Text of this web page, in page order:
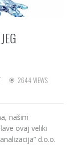
2644 VIEWS
našim
ovaj veliki
d.o.o.